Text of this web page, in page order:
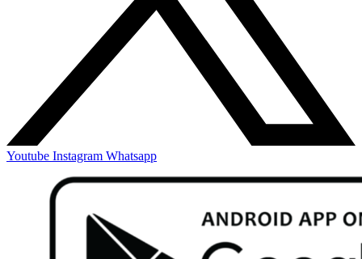
Youtube Instagram Whatsapp